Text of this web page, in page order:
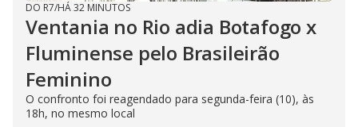
DO R7/HÁ 32 MINUTOS
Ventania no Rio adia Botafogo x
Fluminense pelo Brasileirão
Feminino
O confronto foi reagendado para segunda-feira (10), às
18h, no mesmo local